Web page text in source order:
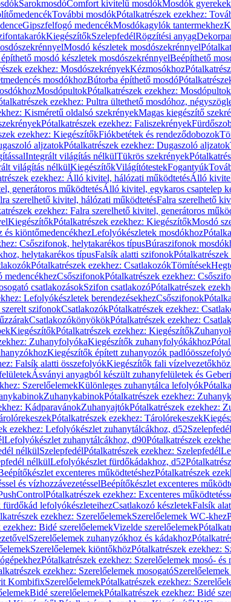
SarokmosdóComfort kivitelű mosdókMosdók
További mosdókPótalkatrészek ezekhez:
Gipszfelfogó medencékMosdókagylók tantermekhez
KiegészítőkSzelepfedélRögzítési anyag
Mosdó készletek mosdószekrénnyel
mosdó készletek mosdószekrénnyelBeépíthető
ezekhez: MosdószekrényekKézmosókhoz
mosdókhozBútorba építhető mosdó
MosdópultokPótalkatrészek ezekhez: Mosdópultok
ezekhez: Pultra ültethető mosdóhoz,
Kisméretű oldalsó szekrényekMagas kiegészítő
Pótalkatrészek ezekhez: Faliszekrények
ezekhez: KiegészítőkFiókbetétek és rendeződobozok
aljzatokPótalkatrészek ezekhez: Dugaszoló aljzatok
Integrált világítás nélkülTükrös szekrények
világítás nélkülKiegészítőkVilágítótestekFogantyúk
ezekhez: Álló kivitel, hálózati működtetésÁlló
generátoros működtetésÁlló kivitel, egykaros csaptelep
szerelhető kivitel, hálózati működtetésFalra szerelhető
ezekhez: Falra szerelhető kivitel, generátoros
KiegészítőkPótalkatrészek ezekhez: KiegészítőkMosdó
és kiöntőmedencékhezLefolyókészletek mosdókhoz
Csőszifonok, helytakarékos típusBúraszifonok
helytakarékos típusFalsík alatti szifonok
Pótalkatrészek ezekhez: CsatlakozókTömítések
medencékhezCsőszifonokPótalkatrészek ezekhez:
csatlakozásokSzifon csatlakozóPótalkatrészek
Lefolyókészletek berendezésekhezCsőszifonok
szifonokCsatlakozókPótalkatrészek ezekhez:
CsatlakozókönyökökPótalkatrészek ezekhez:
KiegészítőkPótalkatrészek ezekhez: Kiegészítők
ZuhanyfolyókaKiegészítők zuhanyfolyókákhoz
Kiegészítők épített zuhanyozók
Falsík alatti összefolyókKiegészítők fali vízelvezetőkhöz
Ásványi anyagból készült zuhanyfelületek és
SzerelőelemekKülönleges zuhanytálca lefolyók
ZuhanykabinokPótalkatrészek ezekhez:
KádparavánokZuhanyajtókPótalkatrészek ezekhez:
Pótalkatrészek ezekhez: Tárolórekeszek
ezekhez: Lefolyókészlet zuhanytálcákhoz, d52
Lefolyókészlet zuhanytálcákhoz, d90Pótalkatrészek
nélkülSzelepfedélPótalkatrészek ezekhez: Szelepfedél
nélkülLefolyókészlet fürdőkádakhoz, d52
excenteres működtetéshezPótalkatrészek
és vízhozzávezetésselBeépítőkészlet excenteres
Pótalkatrészek ezekhez: Excenteres
fürdőkád lefolyókészleteihezCsatlakozó készletekFalsík
ezekhez: SzerelőelemekSzerelőelemek WC-khez
ezekhez: Bidé szerelőelemekVizelde szerelőelemek
Szerelőelemek zuhanyzókhoz és kádakhoz
Szerelőelemek kiöntőkhözPótalkatrészek ezekhez:
Pótalkatrészek ezekhez: Szerelőelemek mosó- és
ezekhez: Szerelőelemek mosogató
KombifixSzerelőelemekPótalkatrészek ezekhez:
Bidé szerelőelemekPótalkatrészek ezekhez: Bidé